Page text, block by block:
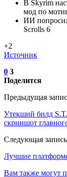
В Skyrim
мод по
ИИ
Scrolls 6
+2
Источник
0 3
Поделится
Предыдущая
Утекший билд
скриншот
Следующая запись
Лучшие
Вам также могут